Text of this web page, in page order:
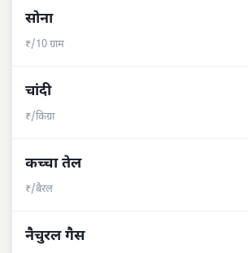
सोना
₹/10 ग्राम
चांदी
₹/किग्रा
कच्चा तेल
₹/बैरल
नैचुरल गैस